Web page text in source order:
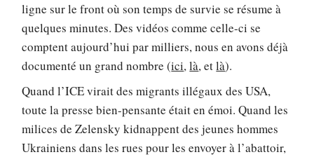
ligne sur le front où son temps de survie se résume à
quelques minutes. Des vidéos comme celle-ci se
comptent aujourd’hui par milliers, nous en avons déjà
documenté un grand nombre (ici,là, etlà).
Quand l’ICE virait des migrants illégaux des USA,
toute la presse bien-pensante était en émoi. Quand les
milices de Zelensky kidnappent des jeunes hommes
Ukrainiens dans les rues pour les envoyer à l’abattoir,